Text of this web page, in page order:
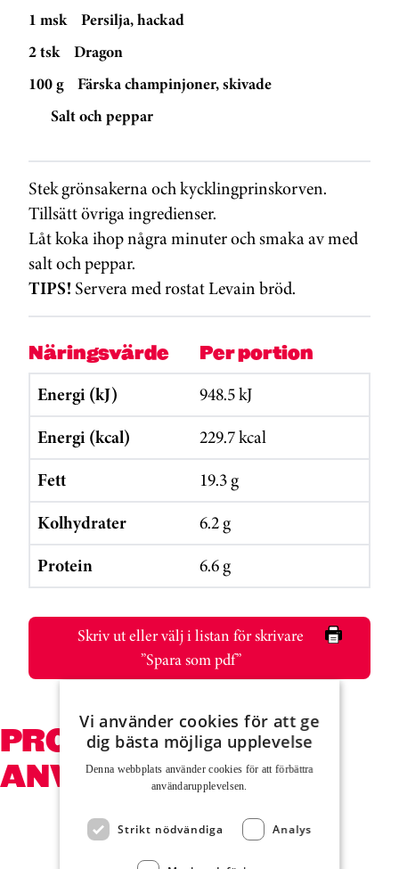
1 msk
Persilja, hackad
2 tsk
Dragon
100 g
Färska champinjoner, skivade
Salt och peppar
Stek grönsakerna och kycklingprinskorven.
Tillsätt övriga ingredienser.
Låt koka ihop några minuter och smaka av med
salt och peppar.
TIPS! Servera med rostat Levain bröd.
Näringsvärde Per portion
Energi (kJ)
948.5 kJ
Energi (kcal)
229.7 kcal
Fett
19.3 g
Kolhydrater
6.2 g
Protein
6.6 g
Skriv ut eller välj i listan för skrivare
”Spara som pdf”
PRODUKTER SOM
ANVÄNDS
Hoppa över kortkarusell
Vi använder cookies för att ge
dig bästa möjliga upplevelse
Denna webbplats använder cookies för att för­bättra
användar­upplevelsen.
Strikt nödvändiga Analys